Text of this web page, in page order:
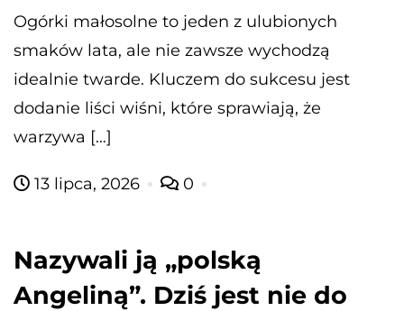
Ogórki małosolne to jeden z ulubionych
smaków lata, ale nie zawsze wychodzą
idealnie twarde. Kluczem do sukcesu jest
dodanie liści wiśni, które sprawiają, że
warzywa […]
13 lipca, 2026 0
Nazywali ją „polską
Angeliną”. Dziś jest nie do